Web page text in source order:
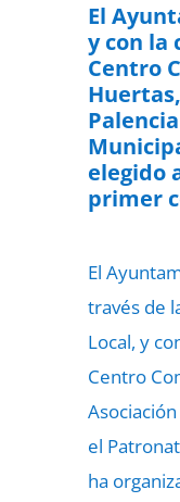
El
y con la
Centro
elegido
primer
El
través de
Local, y
Centro
el
ha